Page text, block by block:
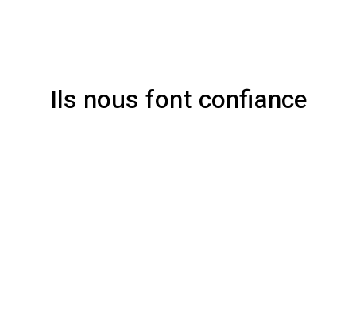
Ils nous font confiance